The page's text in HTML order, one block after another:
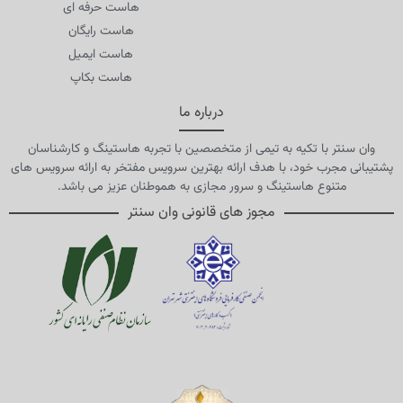
درباره ما
وان سنتر با تکیه به تیمی از متخصصین با تجربه هاستینگ و کارشناسان
پشتیبانی مجرب خود، با هدف ارائه بهترین سرویس مفتخر به ارائه سرویس های
متنوع هاستینگ و سرور مجازی به هموطنان عزیز می باشد.
هاست حرفه ای
هاست رایگان
هاست ایمیل
هاست بکاپ
مجوز های قانونی وان سنتر